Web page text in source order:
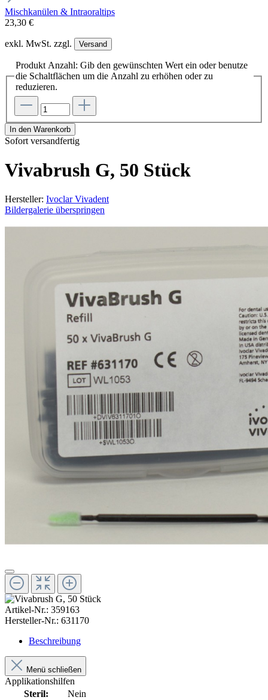
Mischkanülen & Intraoraltips
23,30 €
exkl. MwSt. zzgl. Versand
Produkt Anzahl: Gib den gewünschten Wert ein oder benutze
die Schaltflächen um die Anzahl zu erhöhen oder zu
reduzieren.
In den Warenkorb
Sofort versandfertig
Vivabrush G, 50 Stück
Hersteller: Ivoclar Vivadent
Bildergalerie überspringen
Artikel-Nr.: 359163
Hersteller-Nr.: 631170
Beschreibung
Menü schließen
Applikationshilfen
Steril:
Nein